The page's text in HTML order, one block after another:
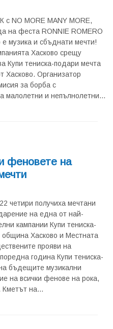
NO MORE MANY MORE,
на феста RONNIE ROMERO
е музика и сбъднати мечти!
Хасково срещу
Купи тениска-подари мечта
Хасково. Организатор
за борба с
малолетни и непълнолетни...
на
четири получиха мечтани
на една от най-
кампании Купи тениска-
Хасково и Местната
прояви на
година Купи тениска-
бъдещите музикални
на всички фенове на рока,
Кметът на...